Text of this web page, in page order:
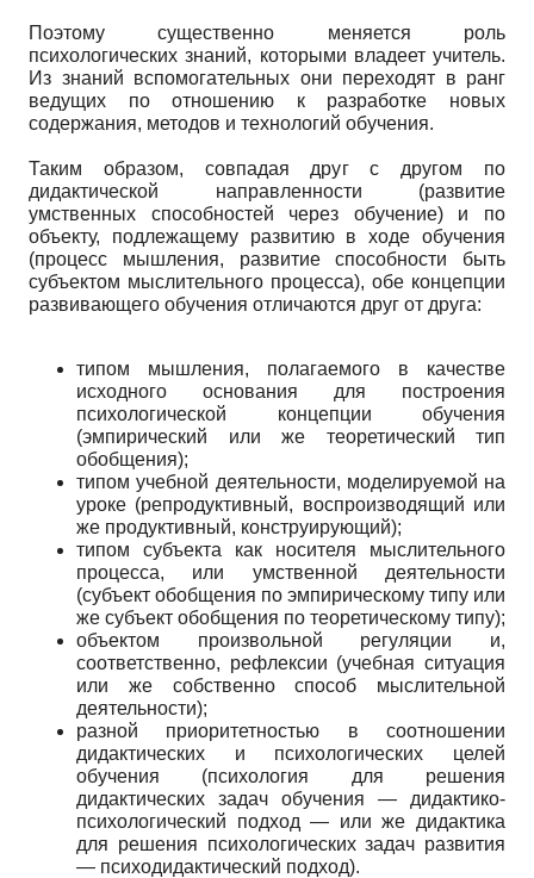
Поэтому существенно меняется роль
психологических знаний, которыми владеет учитель.
Из знаний вспомогательных они переходят в ранг
ведущих по отношению к разработке новых
содержания, методов и технологий обучения.
Таким образом, совпадая друг с другом по
дидактической направленности (развитие
умственных способностей через обучение) и по
объекту, подлежащему развитию в ходе обучения
(процесс мышления, развитие способности быть
субъектом мыслительного процесса), обе концепции
развивающего обучения отличаются друг от друга:
типом мышления, полагаемого в качестве
исходного основания для построения
психологической концепции обучения
(эмпирический или же теоретический тип
обобщения);
типом учебной деятельности, моделируемой на
уроке (репродуктивный, воспроизводящий или
же продуктивный, конструирующий);
типом субъекта как носителя мыслительного
процесса, или умственной деятельности
(субъект обобщения по эмпирическому типу или
же субъект обобщения по теоретическому типу);
объектом произвольной регуляции и,
соответственно, рефлексии (учебная ситуация
или же собственно способ мыслительной
деятельности);
разной приоритетностью в соотношении
дидактических и психологических целей
обучения (психология для решения
дидактических задач обучения — дидактико-
психологический подход — или же дидактика
для решения психологических задач развития
— психодидактический подход).